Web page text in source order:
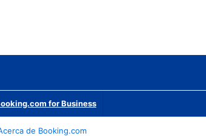
for Business
de Booking.com